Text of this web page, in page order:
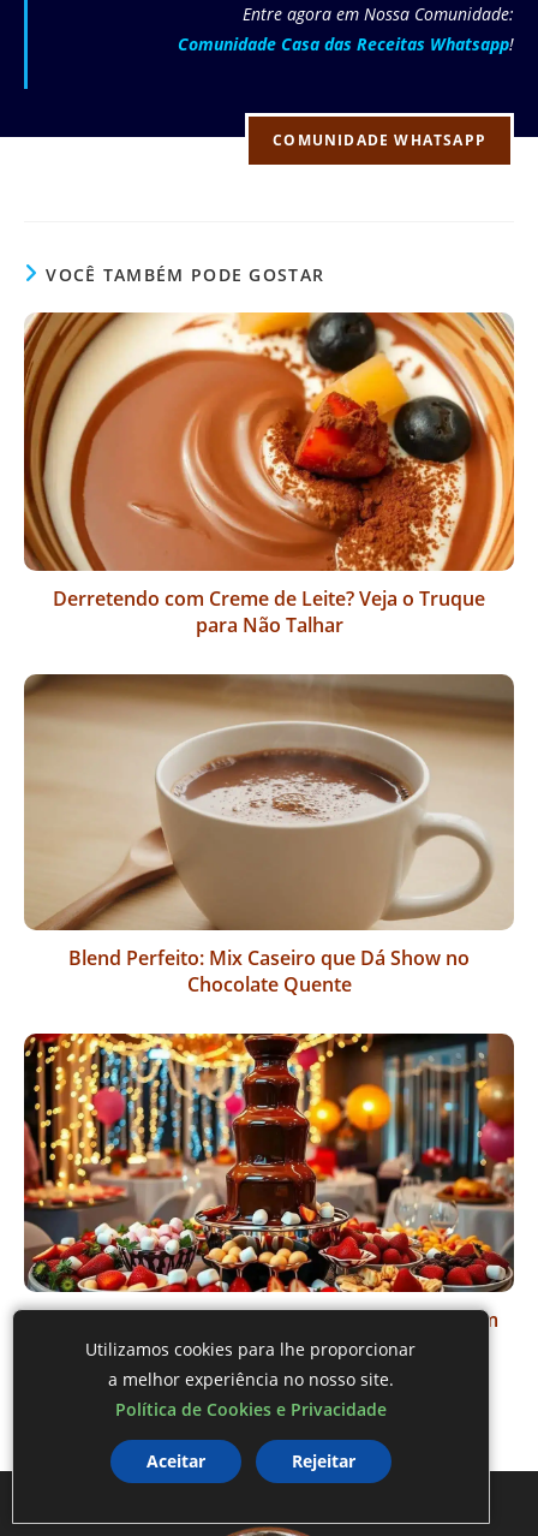
Entre agora em Nossa Comunidade:
Comunidade Casa das Receitas Whatsapp!
COMUNIDADE WHATSAPP
VOCÊ TAMBÉM PODE GOSTAR
Derretendo com Creme de Leite? Veja o Truque
para Não Talhar
Blend Perfeito: Mix Caseiro que Dá Show no
Chocolate Quente
Cascata de Cacau: Monte e Mantenha o Fluxo Sem
Entupir
Utilizamos cookies para lhe proporcionar
a melhor experiência no nosso site.
Política de Cookies e Privacidade
Aceitar Rejeitar